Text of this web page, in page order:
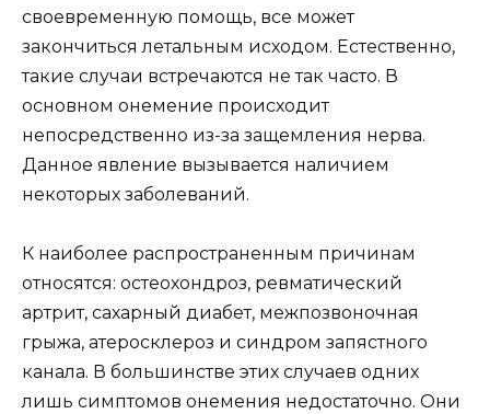
своевременную помощь, все может
закончиться летальным исходом. Естественно,
такие случаи встречаются не так часто. В
основном онемение происходит
непосредственно из-за защемления нерва.
Данное явление вызывается наличием
некоторых заболеваний.
К наиболее распространенным причинам
относятся: остеохондроз, ревматический
артрит, сахарный диабет, межпозвоночная
грыжа, атеросклероз и синдром запястного
канала. В большинстве этих случаев одних
лишь симптомов онемения недостаточно. Они